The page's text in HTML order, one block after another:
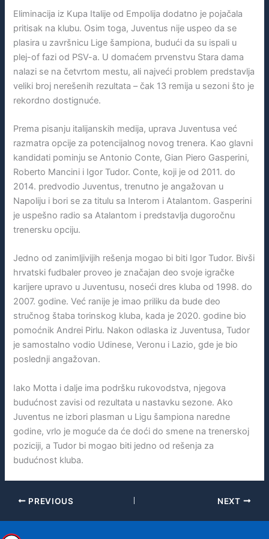
Eliminacija iz Kupa Italije od Empolija dodatno je pojačala
pritisak na klubu. Osim toga, Juventus nije uspeo da se
plasira u završnicu Lige šampiona, budući da su ispali u
plej-of fazi od PSV-a. U domaćem prvenstvu Stara dama
nalazi se na četvrtom mestu, ali najveći problem predstavlja
veliki broj nerešenih rezultata – čak 13 remija u sezoni što je
rekordno dostignuće.
Prema pisanju italijanskih medija, uprava Juventusa već
razmatra opcije za potencijalnog novog trenera. Kao glavni
kandidati pominju se Antonio Conte, Gian Piero Gasperini,
Roberto Mancini i Igor Tudor. Conte, koji je od 2011. do
2014. predvodio Juventus, trenutno je angažovan u
Napoliju i bori se za titulu sa Interom i Atalantom. Gasperini
je uspešno radio sa Atalantom i predstavlja dugoročnu
trenersku opciju.
Jedno od zanimljivijih rešenja mogao bi biti Igor Tudor. Bivši
hrvatski fudbaler proveo je značajan deo svoje igračke
karijere upravo u Juventusu, noseći dres kluba od 1998. do
2007. godine. Već ranije je imao priliku da bude deo
stručnog štaba torinskog kluba, kada je 2020. godine bio
pomoćnik Andrei Pirlu. Nakon odlaska iz Juventusa, Tudor
je samostalno vodio Udinese, Veronu i Lazio, gde je bio
poslednji angažovan.
Iako Motta i dalje ima podršku rukovodstva, njegova
budućnost zavisi od rezultata u nastavku sezone. Ako
Juventus ne izbori plasman u Ligu šampiona naredne
godine, vrlo je moguće da će doći do smene na trenerskoj
poziciji, a Tudor bi mogao biti jedno od rešenja za
budućnost kluba.
PREVIOUS NEXT